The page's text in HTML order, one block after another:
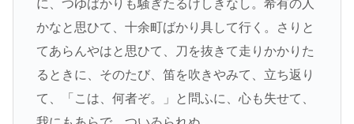
に、つゆばかりも騒ぎたるけしきなし。希有の人
かなと思ひて、十余町ばかり具して行く。さりと
てあらんやはと思ひて、刀を抜きて走りかかりた
るときに、そのたび、笛を吹きやみて、立ち返り
て、「こは、何者ぞ。」と問ふに、心も失せて、